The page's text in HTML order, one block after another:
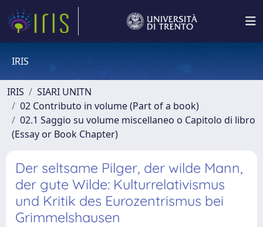
IRIS
IRIS
SIARI UNITN
02 Contributo in volume (Part of a book)
02.1 Saggio su volume miscellaneo o Capitolo di libro
(Essay or Book Chapter)
Der seltsame Pilger, der wilde Mann,
der gute Wilde: Kulturrelativismus
und Kritik des Eurozentrismus bei
Grimmelshausen